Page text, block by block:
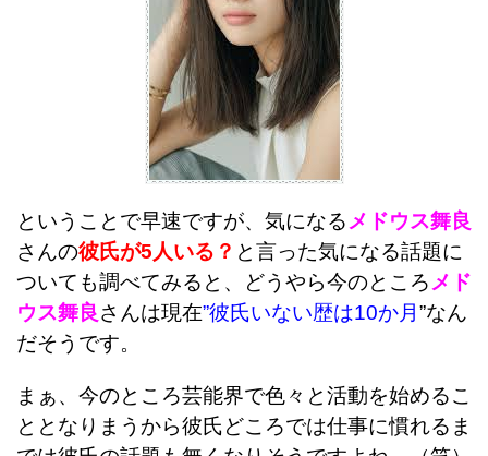
ということで早速ですが、気になる メドウス舞良
さんの彼氏が5人いる？ と言った気になる話題に
ついても調べてみると、
どうやら今のところ メド
ウス舞良さんは現在”彼氏いない歴は10か月”なん
だそうです。
まぁ、今のところ芸能界で色々と活動を始めるこ
ととなりまうから彼氏どころでは仕事に慣れるま